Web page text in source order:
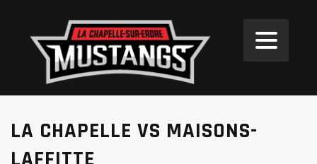
LA CHAPELLE VS MAISONS-